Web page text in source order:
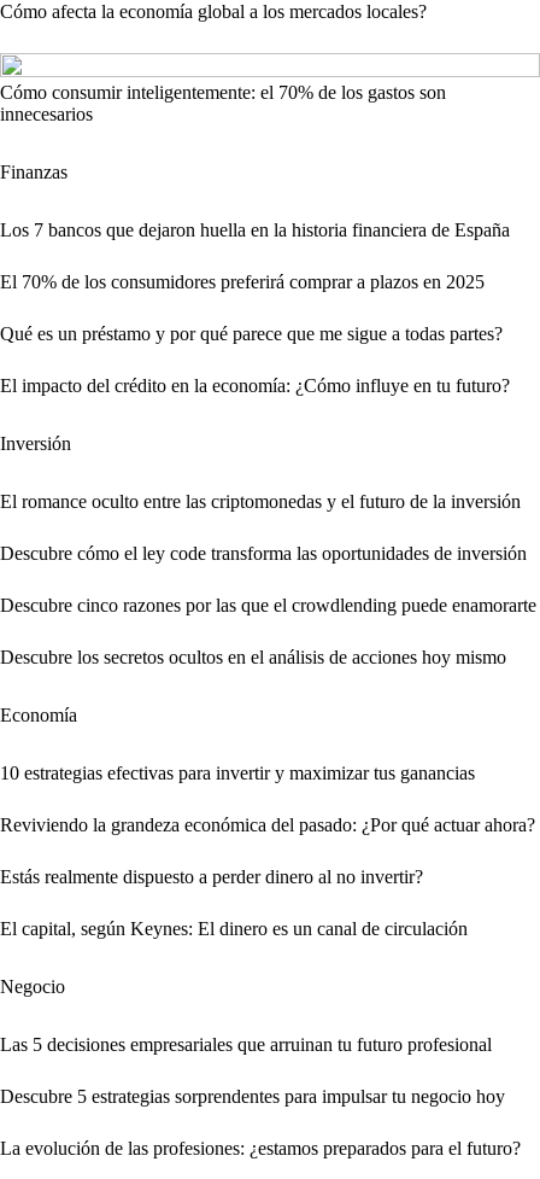
Cómo afecta la economía global a los mercados locales?
Cómo consumir inteligentemente: el 70% de los gastos son
innecesarios
Finanzas
Los 7 bancos que dejaron huella en la historia financiera de España
El 70% de los consumidores preferirá comprar a plazos en 2025
Qué es un préstamo y por qué parece que me sigue a todas partes?
El impacto del crédito en la economía: ¿Cómo influye en tu futuro?
Inversión
El romance oculto entre las criptomonedas y el futuro de la inversión
Descubre cómo el ley code transforma las oportunidades de inversión
Descubre cinco razones por las que el crowdlending puede enamorarte
Descubre los secretos ocultos en el análisis de acciones hoy mismo
Economía
10 estrategias efectivas para invertir y maximizar tus ganancias
Reviviendo la grandeza económica del pasado: ¿Por qué actuar ahora?
Estás realmente dispuesto a perder dinero al no invertir?
El capital, según Keynes: El dinero es un canal de circulación
Negocio
Las 5 decisiones empresariales que arruinan tu futuro profesional
Descubre 5 estrategias sorprendentes para impulsar tu negocio hoy
La evolución de las profesiones: ¿estamos preparados para el futuro?